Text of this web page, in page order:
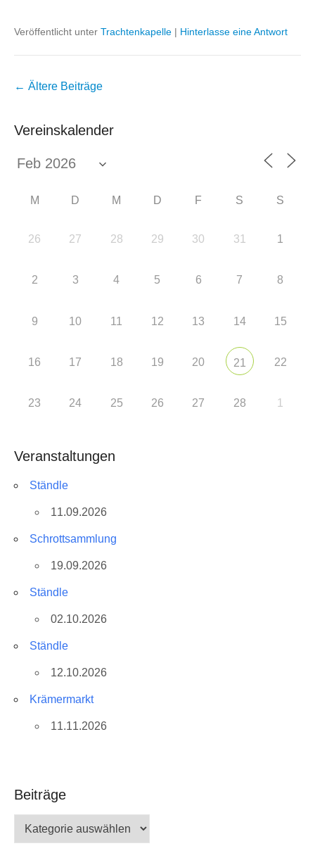
Veröffentlicht unter Trachtenkapelle | Hinterlasse eine Antwort
Beitragsnavigation
← Ältere Beiträge
Vereinskalender
M D M D F S S
26 27 28 29 30 31 1
2 3 4 5 6 7 8
9 10 11 12 13 14 15
16 17 18 19 20 21 22
23 24 25 26 27 28 1
Veranstaltungen
Ständle
11.09.2026
Schrottsammlung
19.09.2026
Ständle
02.10.2026
Ständle
12.10.2026
Krämermarkt
11.11.2026
Beiträge
Beiträge